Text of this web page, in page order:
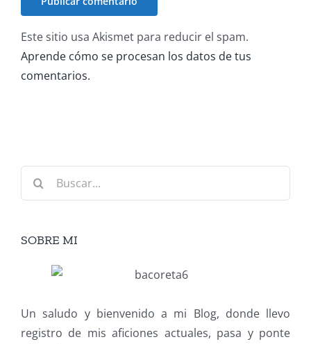
Este sitio usa Akismet para reducir el spam.
Aprende cómo se procesan los datos de tus
comentarios.
Buscar:
SOBRE MI
Un saludo y bienvenido a mi Blog, donde llevo
registro de mis aficiones actuales, pasa y ponte